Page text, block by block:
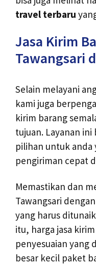
travel terbaru
Jasa Kirim
Tawangsari
Selain melayani
kami juga
kirim barang
tujuan. Layanan
pilihan untuk anda
pengiriman cepat
Memastikan dan
Tawangsari
yang harus
itu, harga jasa
penyesuaian yang
besar kecil paket